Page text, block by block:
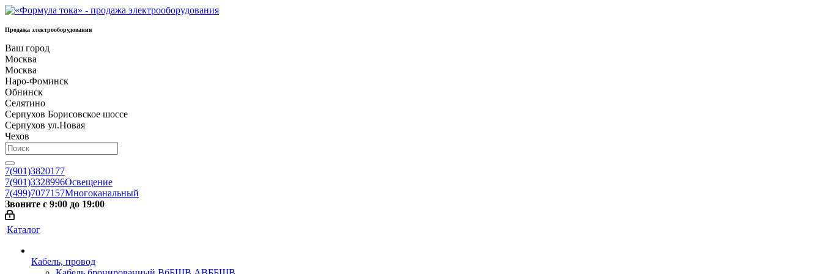
Продажа электрооборудования
Ваш город
Москва
Москва
Наро-Фоминск
Обнинск
Селятино
Серпухов Борисовское шоссе
Серпухов ул.Новая
Чехов
7(901)3820177
7(901)3328996Освещение
7(499)7077157Многоканальный
Звоните с 9:00 до 19:00
Каталог
Кабель, провод